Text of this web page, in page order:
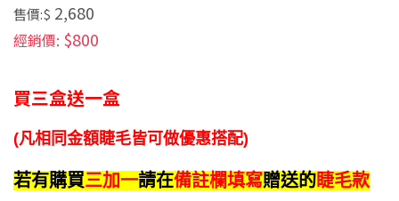
售價:$ 2,680
經銷價: $800
買三盒送一盒
(凡相同金額睫毛皆可做優惠搭配)
若有購買三加一請在備註欄填寫贈送的睫毛款